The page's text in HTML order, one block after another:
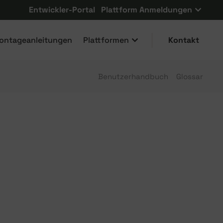
Entwickler-Portal Plattform Anmeldungen
Plattformen Kontakt
Benutzerhandbuch Glossar